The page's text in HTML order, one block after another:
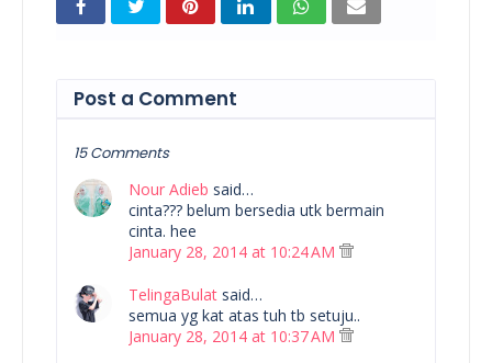
Post a Comment
15 Comments
Nour Adieb said…
cinta??? belum bersedia utk bermain
cinta. hee
January 28, 2014 at 10:24 AM
TelingaBulat said…
semua yg kat atas tuh tb setuju..
January 28, 2014 at 10:37 AM